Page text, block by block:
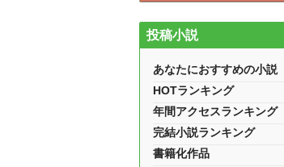
投稿小説
あなたにおすすめの小説
HOTランキング
年間アクセスランキング
完結小説ランキング
書籍化作品